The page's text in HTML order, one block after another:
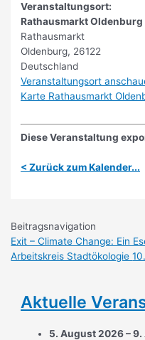
Veranstaltungsort:
Rathausmarkt Oldenburg
Rathausmarkt
Oldenburg, 26122
Deutschland
Veranstaltungsort
Karte Rathausmarkt
Diese Veranstaltung
< Zurück zum Kalender...
Beitragsnavigation
Exit – Climate Change: Ein
Arbeitskreis Stadtökologie
Aktuelle
5. August 2026–9.